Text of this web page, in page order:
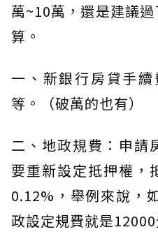
萬~10萬，還是建議
算。
一、新銀行房貸手
等。（破萬的也有）
二、地政規費：申請
要重新設定抵押權，
0.12%，舉例來說，
政設定規費就是